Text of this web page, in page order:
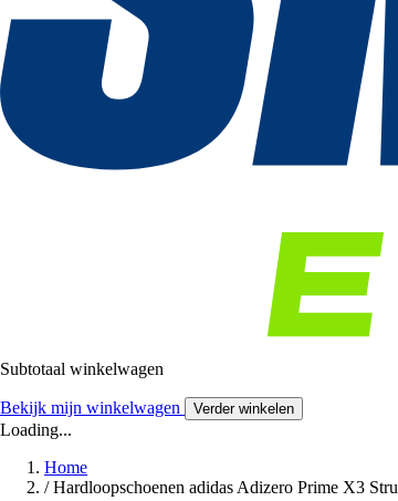
Subtotaal winkelwagen
Bekijk mijn winkelwagen Verder winkelen
Loading...
Home
/ Hardloopschoenen adidas Adizero Prime X3